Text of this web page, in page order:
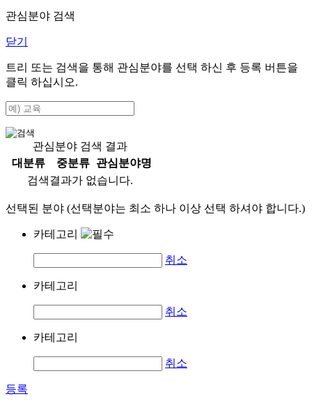
관심분야 검색
닫기
트리 또는 검색을 통해 관심분야를 선택 하신 후 등록 버튼을
클릭 하십시오.
관심분야 검색 결과
대분류
중분류
관심분야명
검색결과가 없습니다.
선택된 분야 (선택분야는 최소 하나 이상 선택 하셔야 합니다.)
카테고리
취소
카테고리
취소
카테고리
취소
등록